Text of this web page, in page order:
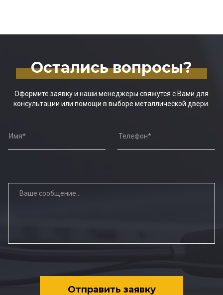
Остались вопросы?
Оформите заявку и наши менеджеры свяжутся с Вами для
консультации или помощи в выборе металлической двери.
Отправить заявку